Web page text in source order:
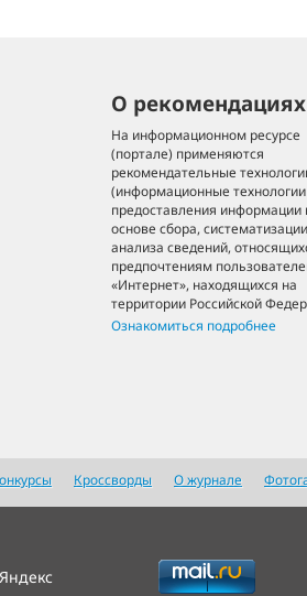
О рекомендациях
На информационном ресурсе
(портале) применяются
рекомендательные
(информационные технологии
предоставления информации
основе сбора,
анализа сведений,
предпочтениям
«Интернет», находящихся на
территории Российской
Ознакомиться подробнее
Кроссворды О журнале